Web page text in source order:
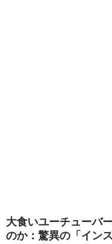
大食いユーチューバ
のか：驚異の「イン